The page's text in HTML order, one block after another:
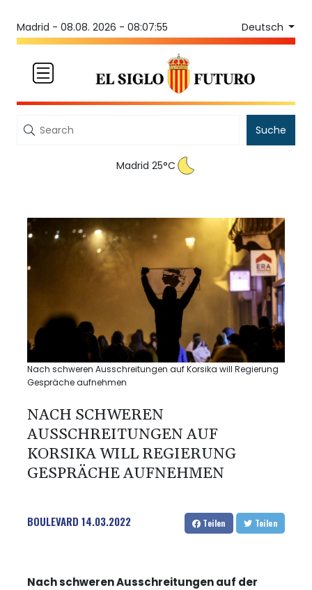
Madrid - 08.08. 2026 - 08:07:55 Deutsch
Suche
Madrid 25°C
Nach schweren Ausschreitungen auf Korsika will Regierung
Gespräche aufnehmen
NACH SCHWEREN
AUSSCHREITUNGEN AUF
KORSIKA WILL REGIERUNG
GESPRÄCHE AUFNEHMEN
BOULEVARD 14.03.2022 Teilen Teilen
Nach schweren Ausschreitungen auf der